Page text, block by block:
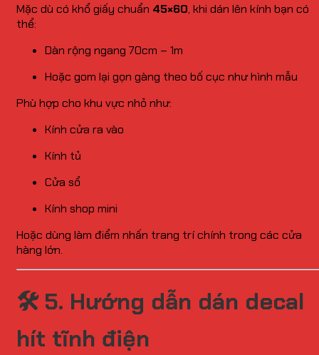
Mặc dù có khổ giấy chuẩn 45×60, khi dán lên kính bạn có
thể:
Dàn rộng ngang 70cm – 1m
Hoặc gom lại gọn gàng theo bố cục như hình mẫu
Phù hợp cho khu vực nhỏ như:
Kính cửa ra vào
Kính tủ
Cửa sổ
Kính shop mini
Hoặc dùng làm điểm nhấn trang trí chính trong các cửa
hàng lớn.
🛠 5. Hướng dẫn dán decal
hít tĩnh điện